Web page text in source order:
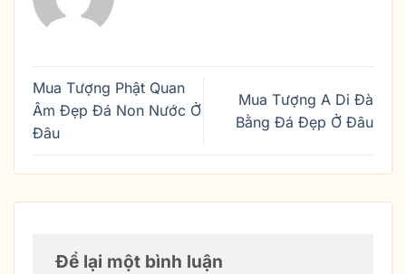
Mua Tượng Phật Quan
Âm Đẹp Đá Non Nước Ở
Đâu
Mua Tượng A Di Đà
Bằng Đá Đẹp Ở Đâu
Để lại một bình luận